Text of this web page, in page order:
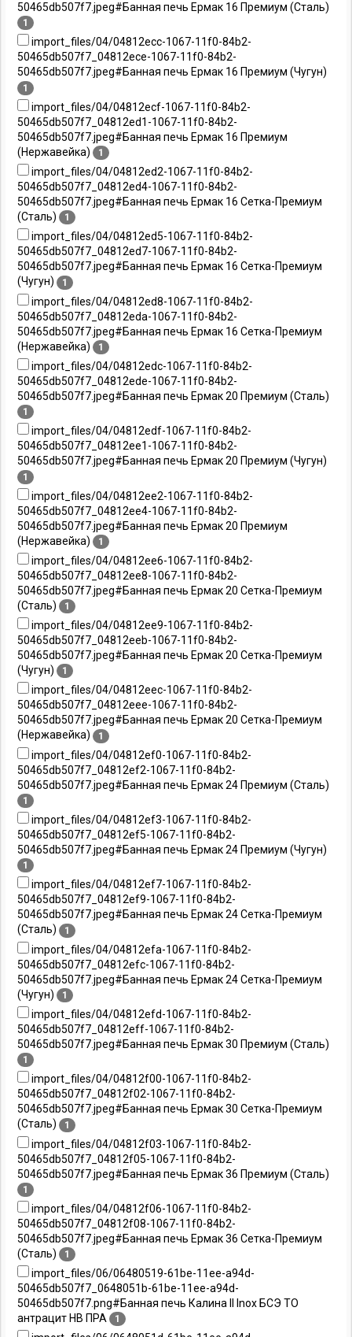
50465db507f7.jpeg#Банная печь Ермак 16 Премиум (Сталь)
1
import_files/04/04812ecc-1067-11f0-84b2-
50465db507f7_04812ece-1067-11f0-84b2-
50465db507f7.jpeg#Банная печь Ермак 16 Премиум (Чугун)
1
import_files/04/04812ecf-1067-11f0-84b2-
50465db507f7_04812ed1-1067-11f0-84b2-
50465db507f7.jpeg#Банная печь Ермак 16 Премиум
(Нержавейка)
1
import_files/04/04812ed2-1067-11f0-84b2-
50465db507f7_04812ed4-1067-11f0-84b2-
50465db507f7.jpeg#Банная печь Ермак 16 Сетка-Премиум
(Сталь)
1
import_files/04/04812ed5-1067-11f0-84b2-
50465db507f7_04812ed7-1067-11f0-84b2-
50465db507f7.jpeg#Банная печь Ермак 16 Сетка-Премиум
(Чугун)
1
import_files/04/04812ed8-1067-11f0-84b2-
50465db507f7_04812eda-1067-11f0-84b2-
50465db507f7.jpeg#Банная печь Ермак 16 Сетка-Премиум
(Нержавейка)
1
import_files/04/04812edc-1067-11f0-84b2-
50465db507f7_04812ede-1067-11f0-84b2-
50465db507f7.jpeg#Банная печь Ермак 20 Премиум (Сталь)
1
import_files/04/04812edf-1067-11f0-84b2-
50465db507f7_04812ee1-1067-11f0-84b2-
50465db507f7.jpeg#Банная печь Ермак 20 Премиум (Чугун)
1
import_files/04/04812ee2-1067-11f0-84b2-
50465db507f7_04812ee4-1067-11f0-84b2-
50465db507f7.jpeg#Банная печь Ермак 20 Премиум
(Нержавейка)
1
import_files/04/04812ee6-1067-11f0-84b2-
50465db507f7_04812ee8-1067-11f0-84b2-
50465db507f7.jpeg#Банная печь Ермак 20 Сетка-Премиум
(Сталь)
1
import_files/04/04812ee9-1067-11f0-84b2-
50465db507f7_04812eeb-1067-11f0-84b2-
50465db507f7.jpeg#Банная печь Ермак 20 Сетка-Премиум
(Чугун)
1
import_files/04/04812eec-1067-11f0-84b2-
50465db507f7_04812eee-1067-11f0-84b2-
50465db507f7.jpeg#Банная печь Ермак 20 Сетка-Премиум
(Нержавейка)
1
import_files/04/04812ef0-1067-11f0-84b2-
50465db507f7_04812ef2-1067-11f0-84b2-
50465db507f7.jpeg#Банная печь Ермак 24 Премиум (Сталь)
1
import_files/04/04812ef3-1067-11f0-84b2-
50465db507f7_04812ef5-1067-11f0-84b2-
50465db507f7.jpeg#Банная печь Ермак 24 Премиум (Чугун)
1
import_files/04/04812ef7-1067-11f0-84b2-
50465db507f7_04812ef9-1067-11f0-84b2-
50465db507f7.jpeg#Банная печь Ермак 24 Сетка-Премиум
(Сталь)
1
import_files/04/04812efa-1067-11f0-84b2-
50465db507f7_04812efc-1067-11f0-84b2-
50465db507f7.jpeg#Банная печь Ермак 24 Сетка-Премиум
(Чугун)
1
import_files/04/04812efd-1067-11f0-84b2-
50465db507f7_04812eff-1067-11f0-84b2-
50465db507f7.jpeg#Банная печь Ермак 30 Премиум (Сталь)
1
import_files/04/04812f00-1067-11f0-84b2-
50465db507f7_04812f02-1067-11f0-84b2-
50465db507f7.jpeg#Банная печь Ермак 30 Сетка-Премиум
(Сталь)
1
import_files/04/04812f03-1067-11f0-84b2-
50465db507f7_04812f05-1067-11f0-84b2-
50465db507f7.jpeg#Банная печь Ермак 36 Премиум (Сталь)
1
import_files/04/04812f06-1067-11f0-84b2-
50465db507f7_04812f08-1067-11f0-84b2-
50465db507f7.jpeg#Банная печь Ермак 36 Сетка-Премиум
(Сталь)
1
import_files/06/06480519-61be-11ee-a94d-
50465db507f7_0648051b-61be-11ee-a94d-
50465db507f7.png#Банная печь Калина II Inox БСЭ ТО
антрацит НВ ПРА
1